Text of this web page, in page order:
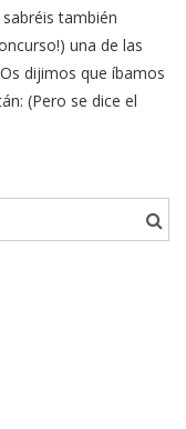
también
una de las
dijimos que íbamos
(Pero se dice el